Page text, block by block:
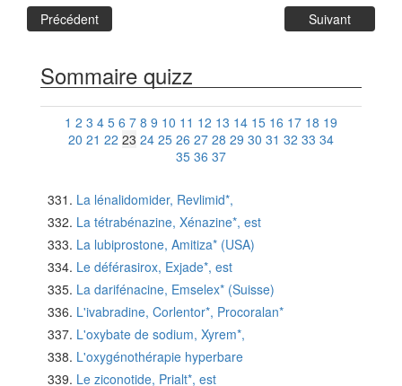
Précédent Suivant
Sommaire quizz
1 2 3 4 5 6 7 8 9 10 11 12 13 14 15 16 17 18 19
20 21 22 23 24 25 26 27 28 29 30 31 32 33 34
35 36 37
La lénalidomider, Revlimid*,
La tétrabénazine, Xénazine*, est
La lubiprostone, Amitiza* (USA)
Le déférasirox, Exjade*, est
La darifénacine, Emselex* (Suisse)
L'ivabradine, Corlentor*, Procoralan*
L'oxybate de sodium, Xyrem*,
L'oxygénothérapie hyperbare
Le ziconotide, Prialt*, est